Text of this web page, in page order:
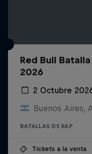
Red Bull
2026
2 Octubre
Buenos Aires,
BATALLAS DE RAP
Tickets a la venta